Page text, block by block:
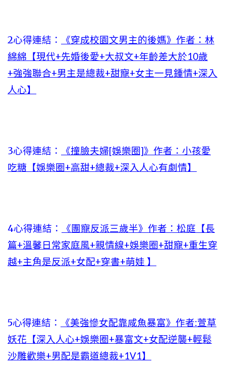
2心得連結：
《穿成校園文男主的後媽》作者：林
綿綿【現代+先婚後愛+大叔文+年齡差大於10歲
+強強聯合+男主是總裁+甜寵+女主一見鍾情+深入
人心】
3心得連結：
《撞臉夫婦[娛樂圈]》作者：小孩愛
吃糖【娛樂圈+高甜+總裁+深入人心有劇情】
4心得連結：
《團寵反派三歲半》作者：松庭【長
篇+溫馨日常家庭風+親情線+娛樂圈+甜寵+重生穿
越+主角是反派+女配+穿書+萌娃 】
5心得連結：
《美強慘女配靠咸魚暴富》作者:萱草
妖花【深入人心+娛樂圈+暴富文+女配逆襲+輕鬆
沙雕歡樂+男配是霸道總裁+1V1】